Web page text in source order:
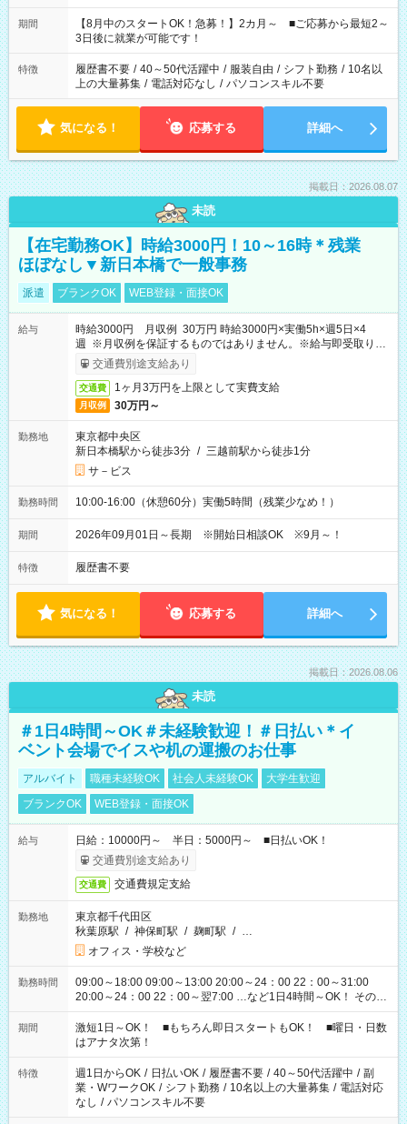
と休みを合わせたい」 「余裕を持って夕飯の準備がしたい」
「できれば残業はしたくない」 など、ご希望を教えてください
ね。 ※Wワーク希望の方へ 今ご覧のお仕事で希望する勤務時間
と、もう1つのお仕事の勤務時間。 合計で週40時間を超える場
合は応募できません。
期間
【8月中のスタートOK！急募！】2カ月～ ■ご応募から最短2～
3日後に就業が可能です！
特徴 履歴書不要 / 40～50代活躍中 / 服装自由 / シフト勤務 / 10名以
上の大量募集 / 電話対応なし / パソコンスキル不要
気になる！ 応募する 詳細へ
掲載日：2026.08.07
未読
【在宅勤務OK】時給3000円！10～16時＊残業
ほぼなし▼新日本橋で一般事務
派遣 ブランクOK WEB登録・面接OK
給与
時給3000円 月収例 30万円 時給3000円×実働5h×週5日×4
週 ※月収例を保証するものではありません。※給与即受取りサ
ービス利用可（利用条件有）
交通費別途支給あり
交通費 1ヶ月3万円を上限として実費支給
月収例 30万円～
勤務地
東京都中央区
新日本橋駅から徒歩3分 / 三越前駅から徒歩1分
サ－ビス
勤務時間 10:00-16:00（休憩60分）実働5時間（残業少なめ！）
期間 2026年09月01日～長期 ※開始日相談OK ※9月～！
特徴 履歴書不要
気になる！ 応募する 詳細へ
掲載日：2026.08.06
未読
＃1日4時間～OK＃未経験歓迎！＃日払い＊イ
ベント会場でイスや机の運搬のお仕事
アルバイト 職種未経験OK 社会人未経験OK
大学生歓迎
ブランクOK
WEB登録・面接OK
給与
日給：10000円～ 半日：5000円～ ■日払いOK！
交通費別途支給あり
交通費 交通費規定支給
勤務地
東京都千代田区
秋葉原駅 / 神保町駅 / 麹町駅 / …
オフィス・学校など
勤務時間
09:00～18:00 09:00～13:00 20:00～24：00 22：00～31:00
20:00～24：00 22：00～翌7:00 …など1日4時間～OK！ その他
シフトもございます！ お気軽にご相談ください！
期間
激短1日～OK！ ■もちろん即日スタートもOK！ ■曜日・日数
はアナタ次第！
特徴 週1日からOK / 日払いOK / 履歴書不要 / 40～50代活躍中 / 副
業・WワークOK / シフト勤務 / 10名以上の大量募集 / 電話対応
なし / パソコンスキル不要